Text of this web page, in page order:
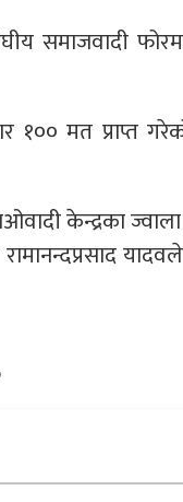
समाजवादी
मत प्राप्त
केन्द्रका